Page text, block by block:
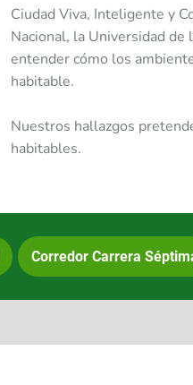
Ciudad Viva, Inteligente y
Nacional, la Universidad de
entender cómo los
habitable.
Nuestros hallazgos
habitables.
Corredor Carrera